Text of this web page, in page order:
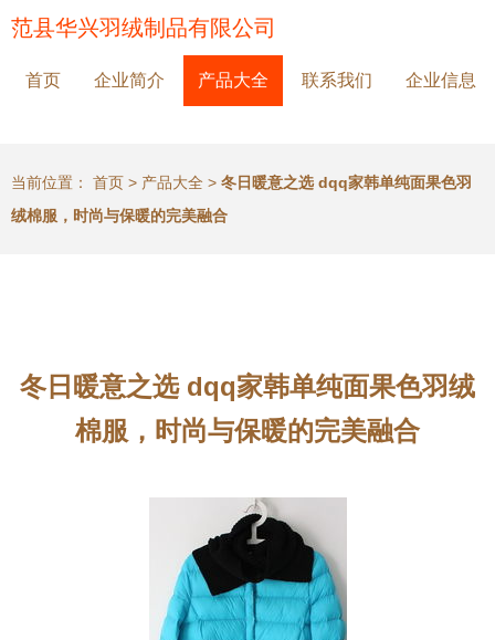
范县华兴羽绒制品有限公司
首页 企业简介 产品大全 联系我们 企业信息
当前位置： 首页 > 产品大全 > 冬日暖意之选 dqq家韩单纯面果色羽
绒棉服，时尚与保暖的完美融合
冬日暖意之选 dqq家韩单纯面果色羽绒
棉服，时尚与保暖的完美融合